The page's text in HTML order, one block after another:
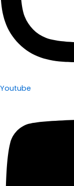
Youtube